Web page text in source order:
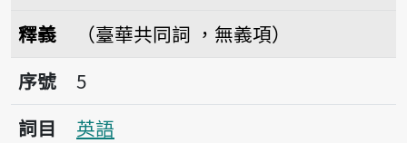
釋義
（臺華共同詞 ，無義項）
序號5英語
序號
5
詞目
英語